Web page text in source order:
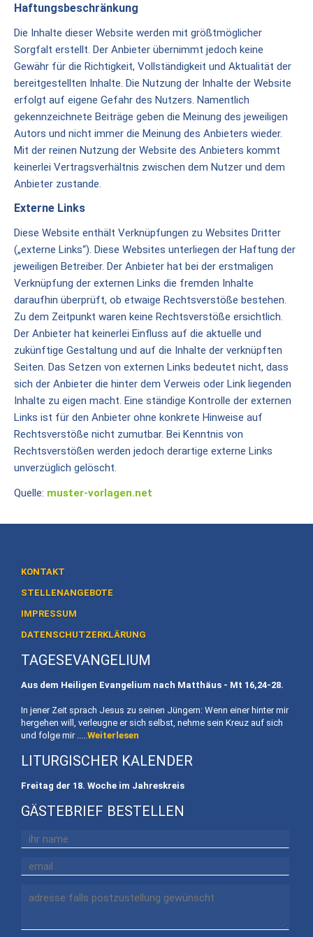
Akademie
für
Familienpädagogik
Familienerholung
Eheweg
Ehevorbereitung
Mitarbeit
To
Stellenangebote
Spenden
Geschafftes
Geschichten
Memhölz
Geschichten
Nachlese
Fest
2024
Nachlese
Fest
Josef
Schönstatt
Heiligtum
Gertraud
von
Kontakt/Shop
Kontakt
Anfahrt
/
BergTeam
Online-
Haftungsbeschränkung
Die Inhalte dieser Website werden mit größtmöglicher
Sorgfalt erstellt. Der Anbieter übernimmt jedoch keine
Gewähr für die Richtigkeit, Vollständigkeit und Aktualität der
bereitgestellten Inhalte. Die Nutzung der Inhalte der Website
erfolgt auf eigene Gefahr des Nutzers. Namentlich
gekennzeichnete Beiträge geben die Meinung des jeweiligen
Autors und nicht immer die Meinung des Anbieters wieder.
Mit der reinen Nutzung der Website des Anbieters kommt
keinerlei Vertragsverhältnis zwischen dem Nutzer und dem
Anbieter zustande.
Externe Links
Diese Website enthält Verknüpfungen zu Websites Dritter
(„externe Links“). Diese Websites unterliegen der Haftung der
jeweiligen Betreiber. Der Anbieter hat bei der erstmaligen
Verknüpfung der externen Links die fremden Inhalte
daraufhin überprüft, ob etwaige Rechtsverstöße bestehen.
Zu dem Zeitpunkt waren keine Rechtsverstöße ersichtlich.
Der Anbieter hat keinerlei Einfluss auf die aktuelle und
zukünftige Gestaltung und auf die Inhalte der verknüpften
Seiten. Das Setzen von externen Links bedeutet nicht, dass
sich der Anbieter die hinter dem Verweis oder Link liegenden
Inhalte zu eigen macht. Eine ständige Kontrolle der externen
Links ist für den Anbieter ohne konkrete Hinweise auf
Rechtsverstöße nicht zumutbar. Bei Kenntnis von
Rechtsverstößen werden jedoch derartige externe Links
unverzüglich gelöscht.
Quelle: muster-vorlagen.net
KONTAKT
STELLENANGEBOTE
IMPRESSUM
DATENSCHUTZERKLÄRUNG
TAGESEVANGELIUM
Aus dem Heiligen Evangelium nach Matthäus - Mt 16,24-28.
In jener Zeit sprach Jesus zu seinen Jüngern: Wenn einer hinter mir
hergehen will, verleugne er sich selbst, nehme sein Kreuz auf sich
und folge mir ..... Weiterlesen
LITURGISCHER KALENDER
Freitag der 18. Woche im Jahreskreis
GÄSTEBRIEF BESTELLEN